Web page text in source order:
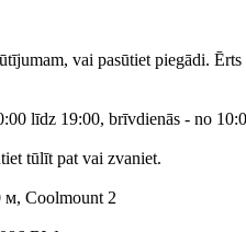
vai pasūtiet piegādi.
līdz 19:00, brīvdienās - no
tūlīt pat vai zvaniet.
м, Coolmount 2